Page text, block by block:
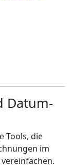
Datum-
Tools, die
im